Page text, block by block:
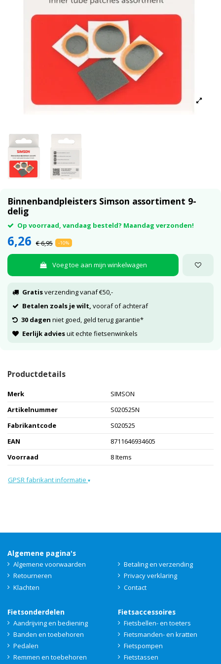
Binnenbandpleisters Simson assortiment 9-
delig
Op voorraad, vandaag besteld? Maandag verzonden!
6,26 € 6,95 -10%
Voeg toe aan mijn winkelwagen
Gratisverzending vanaf €50,-
Betalen zoals je wilt, vooraf of achteraf
30 dagen niet goed, geld terug garantie*
Eerlijk adviesuit echte fietsenwinkels
Productdetails
Merk
SIMSON
Artikelnummer
S020525N
Fabrikantcode
S020525
EAN
8711646934605
Voorraad
8 Items
GPSR fabrikant informatie ▾
Algemene pagina's
Algemene voorwaarden
Betaling en verzending
Retourneren
Privacy verklaring
Klachten
Contact
Fietsonderdelen
Aandrijving en bediening
Banden en toebehoren
Pedalen
Remmen en toebehoren
Fietsaccessoires
Fietsbellen- en toeters
Fietsmanden- en kratten
Fietspompen
Fietstassen